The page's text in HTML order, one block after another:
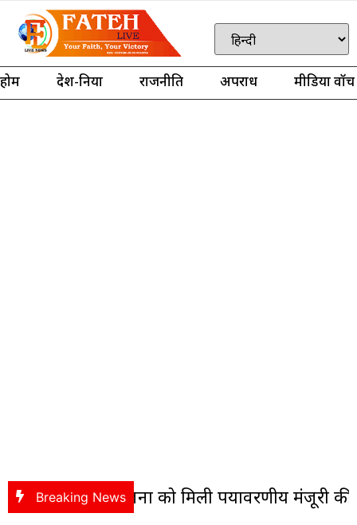
होम देश-दुनिया राजनीति अपराध मीडिया वॉच
Breaking News
को मिली पर्यावरणीय मंजूरी की पहली हरी